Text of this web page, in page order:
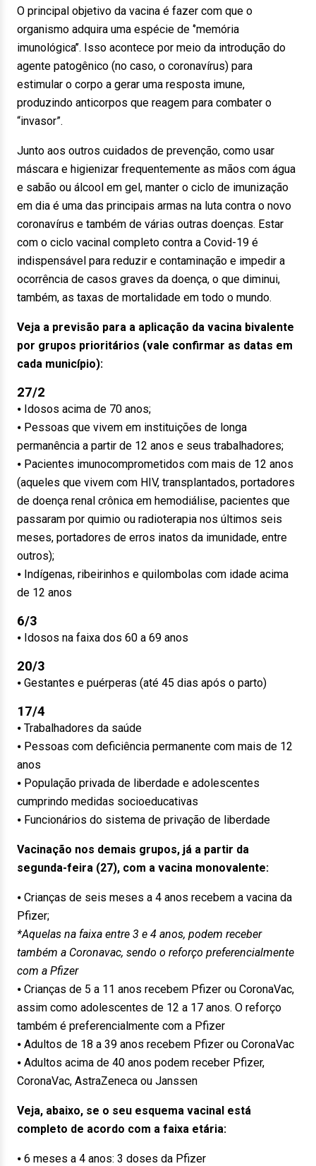
O principal objetivo da vacina é fazer com que o
organismo adquira uma espécie de ‘’memória
imunológica’’. Isso acontece por meio da introdução do
agente patogênico (no caso, o coronavírus) para
estimular o corpo a gerar uma resposta imune,
produzindo anticorpos que reagem para combater o
“invasor”.
Junto aos outros cuidados de prevenção, como usar
máscara e higienizar frequentemente as mãos com água
e sabão ou álcool em gel, manter o ciclo de imunização
em dia é uma das principais armas na luta contra o novo
coronavírus e também de várias outras doenças. Estar
com o ciclo vacinal completo contra a Covid-19 é
indispensável para reduzir e contaminação e impedir a
ocorrência de casos graves da doença, o que diminui,
também, as taxas de mortalidade em todo o mundo.
Veja a previsão para a aplicação da vacina bivalente
por grupos prioritários (vale confirmar as datas em
cada município):
27/2
⦁ Idosos acima de 70 anos;
⦁ Pessoas que vivem em instituições de longa
permanência a partir de 12 anos e seus trabalhadores;
⦁ Pacientes imunocomprometidos com mais de 12 anos
(aqueles que vivem com HIV, transplantados, portadores
de doença renal crônica em hemodiálise, pacientes que
passaram por quimio ou radioterapia nos últimos seis
meses, portadores de erros inatos da imunidade, entre
outros);
⦁ Indígenas, ribeirinhos e quilombolas com idade acima
de 12 anos
6/3
⦁ Idosos na faixa dos 60 a 69 anos
20/3
⦁ Gestantes e puérperas (até 45 dias após o parto)
17/4
⦁ Trabalhadores da saúde
⦁ Pessoas com deficiência permanente com mais de 12
anos
⦁ População privada de liberdade e adolescentes
cumprindo medidas socioeducativas
⦁ Funcionários do sistema de privação de liberdade
Vacinação nos demais grupos, já a partir da
segunda-feira (27), com a vacina monovalente:
⦁ Crianças de seis meses a 4 anos recebem a vacina da
Pfizer;
*Aquelas na faixa entre 3 e 4 anos, podem receber
também a Coronavac, sendo o reforço preferencialmente
com a Pfizer
⦁ Crianças de 5 a 11 anos recebem Pfizer ou CoronaVac,
assim como adolescentes de 12 a 17 anos. O reforço
também é preferencialmente com a Pfizer
⦁ Adultos de 18 a 39 anos recebem Pfizer ou CoronaVac
⦁ Adultos acima de 40 anos podem receber Pfizer,
CoronaVac, AstraZeneca ou Janssen
Veja, abaixo, se o seu esquema vacinal está
completo de acordo com a faixa etária:
⦁ 6 meses a 4 anos: 3 doses da Pfizer